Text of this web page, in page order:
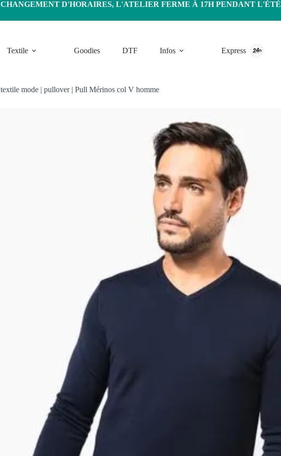
CHANGEMENT D'HORAIRES, L'ATELIER FERME À 17H PENDANT L'ÉTÉ
Textile Goodies DTF Infos Express
textile mode | pullover| Pull Mérinos col V homme